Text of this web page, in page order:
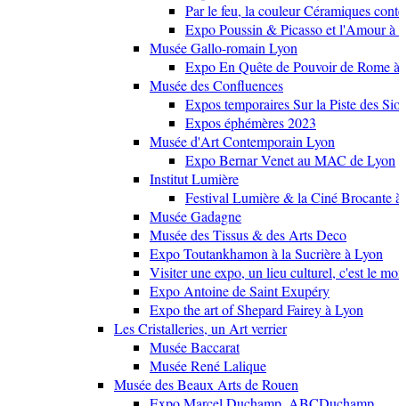
Par le feu, la couleur Céramiques
Expo Poussin & Picasso et l'Amour
Musée Gallo-romain Lyon
Expo En Quête de Pouvoir de Rome
Musée des Confluences
Expos temporaires Sur la Piste des
Expos éphémères 2023
Musée d'Art Contemporain Lyon
Expo Bernar Venet au MAC de Lyon
Institut Lumière
Festival Lumière & la Ciné Brocante
Musée Gadagne
Musée des Tissus & des Arts Deco
Expo Toutankhamon à la Sucrière à Lyon
Visiter une expo, un lieu culturel, c'est le
Expo Antoine de Saint Exupéry
Expo the art of Shepard Fairey à Lyon
Les Cristalleries, un Art verrier
Musée Baccarat
Musée René Lalique
Musée des Beaux Arts de Rouen